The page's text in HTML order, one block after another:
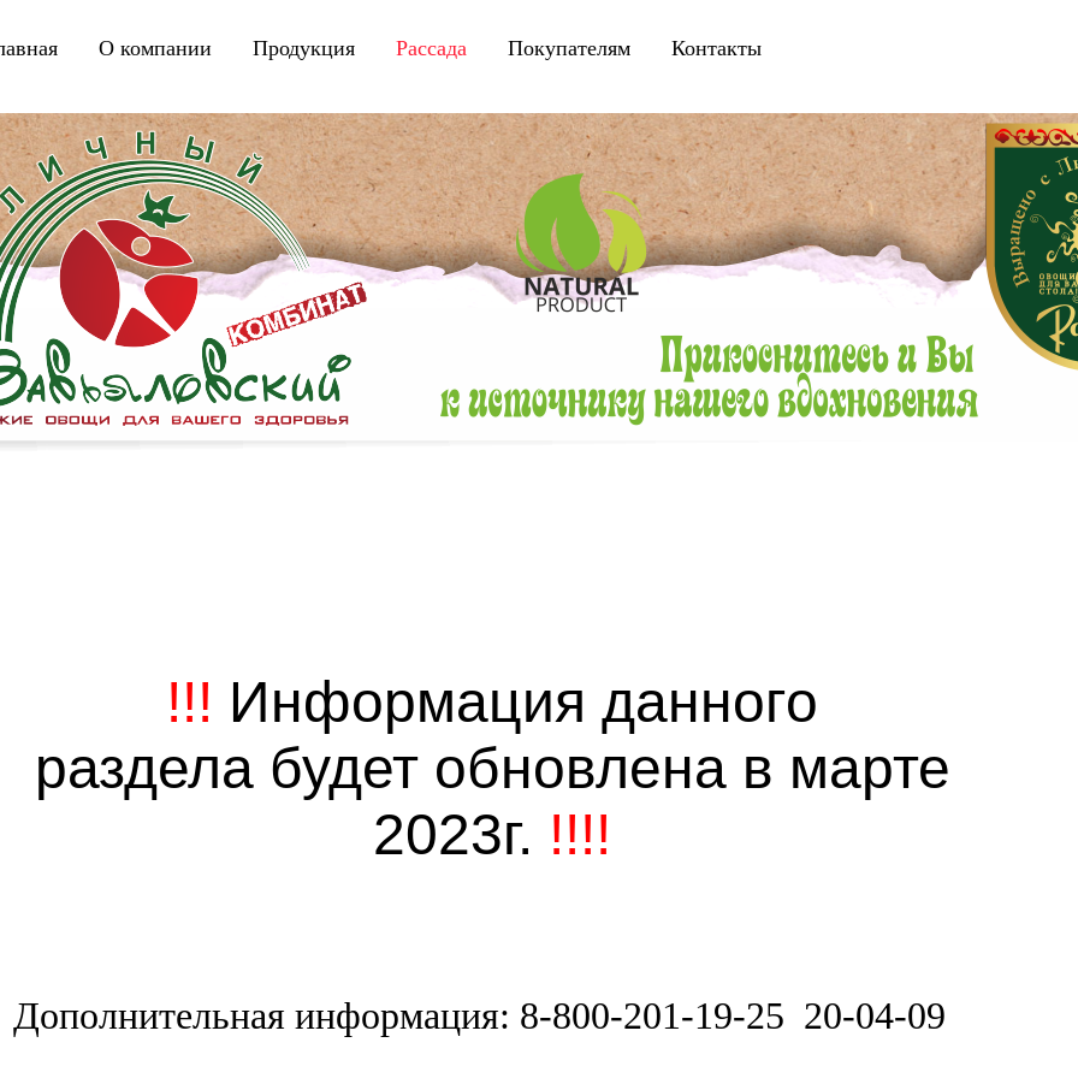
О компании Продукция Рассада Покупателям Контакты
!!! Информация данного
раздела будет обновлена в марте
2023г. !!!!
Дополнительная информация: 8-800-201-19-25 20-04-09